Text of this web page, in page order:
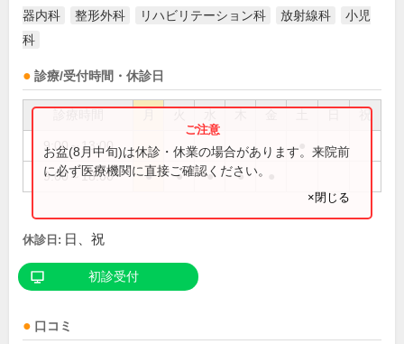
器内科
整形外科 リハビリテーション科 放射線科
小児
科
診療/受付時間・休診日
祝
9:00～13:00
9:00～18:00 ● ● ● ●
お盆(8月中旬)は休診・休業の場合があります。来院前
に必ず医療機関に直接ご確認ください。
×閉じる
休診日: 日、祝
初診受付
口コミ